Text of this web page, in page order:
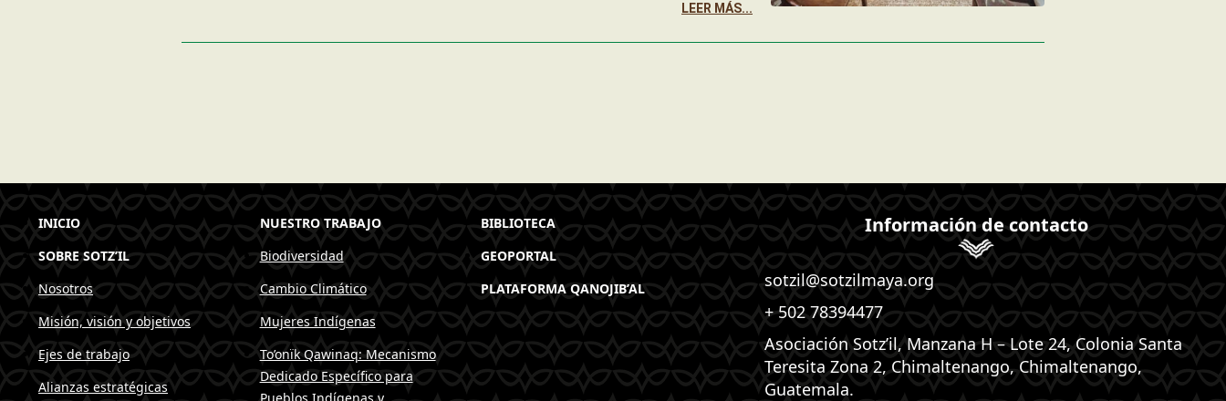
LEER MÁS...
INICIO
SOBRE SOTZ’IL
Nosotros
Misión, visión y objetivos
Ejes de trabajo
Alianzas estratégicas
NUESTRO TRABAJO
Biodiversidad
Cambio Climático
Mujeres Indígenas
To’onïk Qawinaq: Mecanismo
Dedicado Específico para
BIBLIOTECA
GEOPORTAL
PLATAFORMA QANOJIB’AL
Información de contacto
sotzil@sotzilmaya.org
+ 502 78394477
Asociación Sotz’il, Manzana H – Lote 24, Colonia Santa
Teresita Zona 2, Chimaltenango, Chimaltenango,
Guatemala.